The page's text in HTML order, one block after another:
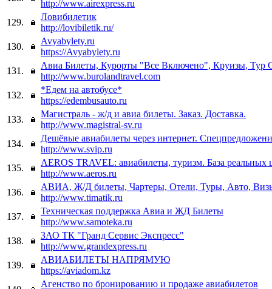
http://www.airexpress.ru
129.
Ловибилетик
http://lovibiletik.ru/
130.
Avyabylety.ru
https://Avyabylety.ru
131.
Авиа Билеты, Курорты "Все Включено", Круизы, Тур
http://www.burolandtravel.com
132.
*Едем на автобусе*
https://edembusauto.ru
133.
Магистраль - ж/д и авиа билеты. Заказ. Доставка.
http://www.magistral-sv.ru
134.
Дешёвые авиабилеты через интернет.
http://www.svip.ru
135.
AEROS TRAVEL: авиабилеты, туризм. База реальных
http://www.aeros.ru
136.
AВИА, Ж/Д билеты, Чартеры, Отели, Туры, Авто,
http://www.timatik.ru
137.
Техническая поддержка Авиа и ЖД Билеты
http://www.samoteka.ru
138.
ЗАО ТК "Гранд Сервис Экспресс"
http://www.grandexpress.ru
139.
АВИАБИЛЕТЫ НАПРЯМУЮ
https://aviadom.kz
Агенство по бронированию и продаже авиабилетов